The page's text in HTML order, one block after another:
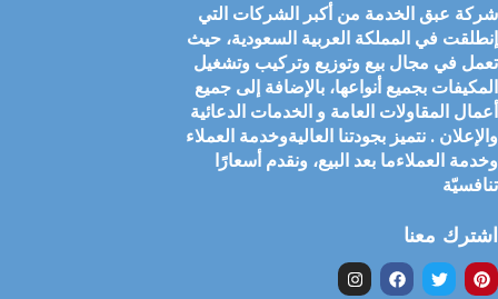
شركة عبق الخدمة من أكبر الشركات التي
إنطلقت في المملكة العربية السعودية، حيث
تعمل في مجال بيع وتوزيع وتركيب وتشغيل
المكيفات بجميع أنواعها، بالإضافة إلى جميع
أعمال المقاولات العامة و الخدمات الدعائية
والإعلان . نتميز بجودتنا العاليةوخدمة العملاء
وخدمة العملاءما بعد البيع، ونقدم أسعارًا
تنافسيّة
اشترك معنا